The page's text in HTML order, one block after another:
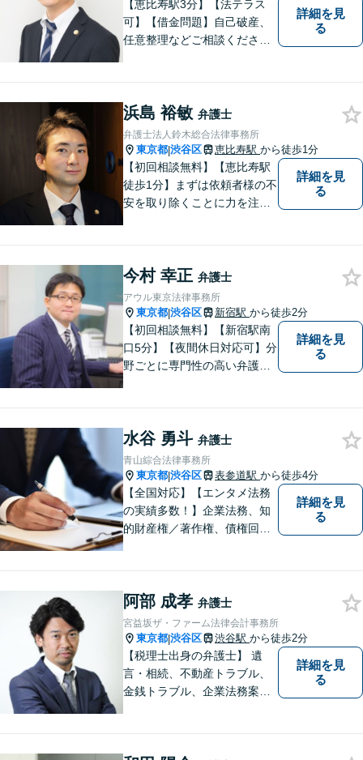
【恵比寿駅3分】【法テラス
可】【借金問題】自己破産、
任意整理などご相談ください
料】ご相談者さまに寄り添っ
た解決方法をご提案します！
詳細を見
る
浜島 裕敏 弁護士
弁護士法人鈴木総合法律事務所
東京都|渋谷区 恵比寿駅 から徒歩1分
【初回相談無料】【恵比寿駅
徒歩1分】まずは依頼者様の不
安を取り除くことに力を注い
事件・労働トラブル・離婚問
題などお悩みのことはぜひご
相談ください。
詳細を見
る
今村 幸正 弁護士
アウル東京法律事務所
東京都|渋谷区 新宿駅 から徒歩2分
【初回相談無料】【新宿駅南
口5分】【夜間休日対応可】分
野ごとに専門性の高い弁護士
詳細を見
る
水谷 勇斗 弁護士
青山綜合法律事務所
東京都|渋谷区 表参道駅 から徒歩4分
【全国対応】【エンタメ法務
の実績多数！】企業法務、知
的財産権／著作権、債権回収
ガルサービスをお届けしま
す。
詳細を見
る
阿部 成孝 弁護士
宮益坂ザ・ファーム法律会計事務所
東京都|渋谷区 渋谷駅 から徒歩2分
【税理士出身の弁護士】 遺
言・相続、不動産トラブル、
金銭トラブル、企業法務案件
詳細を見
る